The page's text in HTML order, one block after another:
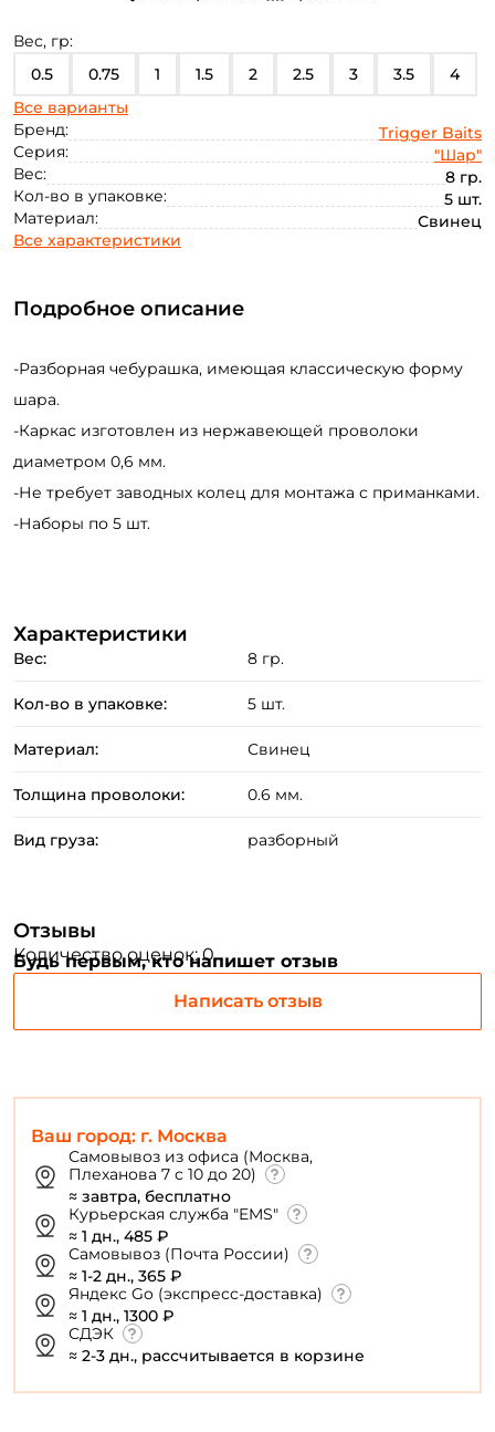
Вес, гр:
0.5
0.75 1 1.5 2 2.5 3 3.5 4
5 6 7
14 14 + 16 16 18 20 22 24 26
28 30 32 34 36 38 40 42
44 46 48
64
Все варианты
Бренд:
Trigger Baits
Серия:
"Шар"
Вес:
8 гр.
Кол-во в упаковке:
5 шт.
Материал:
Свинец
Все характеристики
Ваш город: г. Москва
Самовывоз из офиса (Москва,
Плеханова 7 с 10 до 20)
≈ завтра, бесплатно
Курьерская служба "EMS"
≈ 1 дн., 485 ₽
Самовывоз (Почта России)
≈ 1-2 дн., 365 ₽
Яндекс Go (экспресс-доставка)
≈ 1 дн., 1300 ₽
СДЭК
≈ 2-3 дн., рассчитывается в корзине
Подробное описание
-Разборная чебурашка, имеющая классическую форму
шара.
-Каркас изготовлен из нержавеющей проволоки
диаметром 0,6 мм.
-Не требует заводных колец для монтажа с приманками.
-Наборы по 5 шт.
Характеристики
Вес: 8 гр.
Кол-во в упаковке: 5 шт.
Материал: Свинец
Толщина проволоки: 0.6 мм.
Вид груза: разборный
Отзывы
Количество оценок: 0
Будь первым, кто напишет отзыв
Написать отзыв
ФИО: *
Номер телефона: *
Повторите пароль: *
У меня уже есть аккаунт